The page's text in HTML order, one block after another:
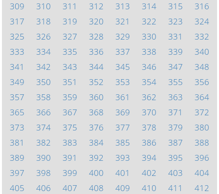
309
310 311 312 313 314 315
316
317
318 319 320 321 322 323
324
325
326 327 328 329 330 331
332
333
334 335 336 337 338 339
340
341
342 343 344 345 346 347
348
349
350 351 352 353 354 355
356
357
358 359 360 361 362 363
364
365
366 367 368 369 370 371
372
373
374 375 376 377 378 379
380
381
382 383 384 385 386 387
388
389
390 391 392 393 394 395
396
397
398 399 400 401 402 403
404
405
406 407 408 409 410 411
412